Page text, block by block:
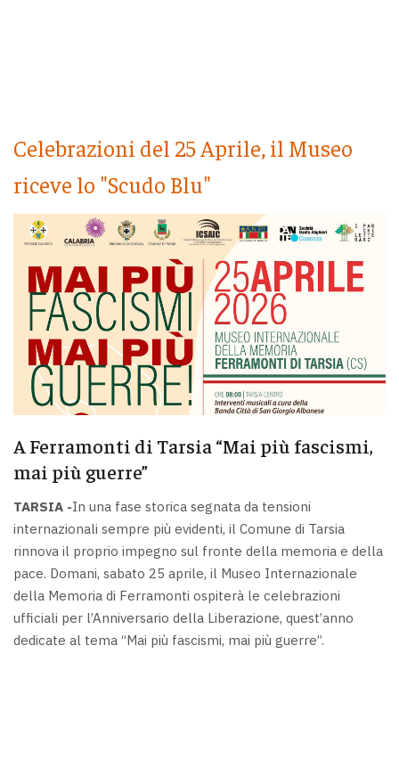
Celebrazioni del 25 Aprile, il Museo
riceve lo "Scudo Blu"
A Ferramonti di Tarsia “Mai più fascismi,
mai più guerre”
TARSIA -In una fase storica segnata da tensioni
internazionali sempre più evidenti, il Comune di Tarsia
rinnova il proprio impegno sul fronte della memoria e della
pace. Domani, sabato 25 aprile, il Museo Internazionale
della Memoria di Ferramonti ospiterà le celebrazioni
ufficiali per l’Anniversario della Liberazione, quest’anno
dedicate al tema “Mai più fascismi, mai più guerre”.